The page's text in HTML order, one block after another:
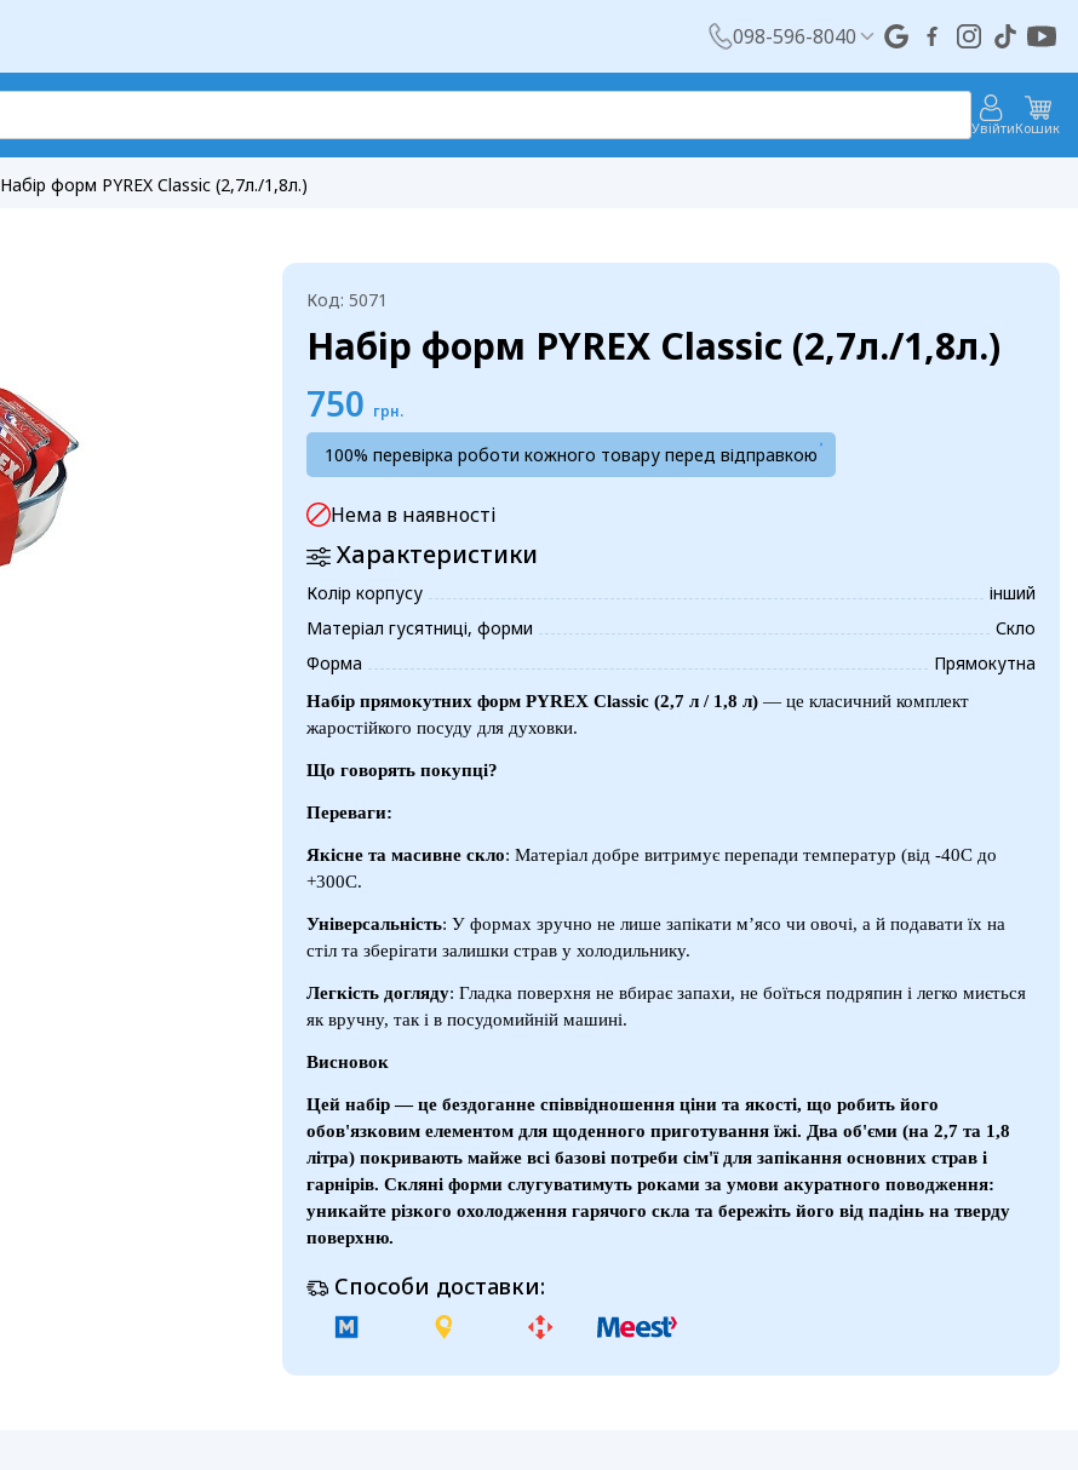
098-596-8040
УвійтиКошик
Набір форм PYREX Classic (2,7л./1,8л.)
Код: 5071
Набір форм PYREX Classic (2,7л./1,8л.)
750 грн.
100% перевірка роботи кожного товару перед відправкою
Нема в наявності
Характеристики
Колір корпусу
інший
Матеріал гусятниці, форми
Скло
Форма
Прямокутна
Набір прямокутних форм PYREX Classic (2,7 л / 1,8 л) — це класичний комплект
жаростійкого посуду для духовки.
Що говорять покупці?
Переваги:
Якісне та масивне скло: Матеріал добре витримує перепади температур (від -40C до
+300C.
Універсальність: У формах зручно не лише запікати м’ясо чи овочі, а й подавати їх на
стіл та зберігати залишки страв у холодильнику.
Легкість догляду: Гладка поверхня не вбирає запахи, не боїться подряпин і легко миється
як вручну, так і в посудомийній машині.
Висновок
Цей набір — це бездоганне співвідношення ціни та якості, що робить його
обов'язковим елементом для щоденного приготування їжі. Два об'єми (на 2,7 та 1,8
літра) покривають майже всі базові потреби сім'ї для запікання основних страв і
гарнірів. Скляні форми слугуватимуть роками за умови акуратного поводження:
уникайте різкого охолодження гарячого скла та бережіть його від падінь на тверду
поверхню.
Способи доставки: